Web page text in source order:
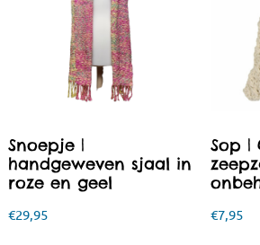
Snoepje |
handgeweven sjaal in
roze en geel
€29,95
Sop |
€7,95